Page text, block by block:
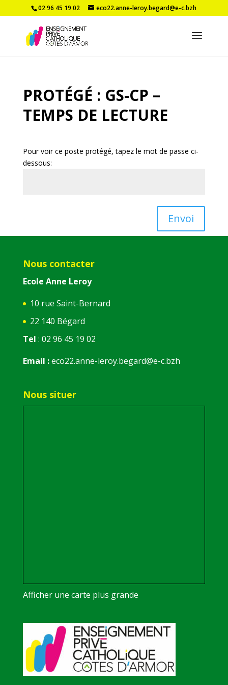
02 96 45 19 02 eco22.anne-leroy.begard@e-c.bzh
PROTÉGÉ : GS-CP –
TEMPS DE LECTURE
Pour voir ce poste protégé, tapez le mot de passe ci-
dessous:
Envoi
Nous contacter
Ecole Anne Leroy
10 rue Saint-Bernard
22 140 Bégard
Tel : 02 96 45 19 02
Email :eco22.anne-leroy.begard@e-c.bzh
Nous situer
Afficher une carte plus grande